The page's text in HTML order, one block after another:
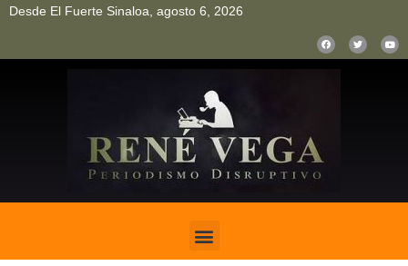
Desde El Fuerte Sinaloa, agosto 6, 2026